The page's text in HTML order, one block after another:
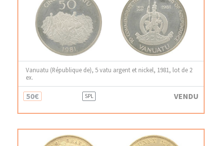
Vanuatu (République de), 5 vatu argent et nickel, 1981, lot de 2
ex.
50€ SPL VENDU